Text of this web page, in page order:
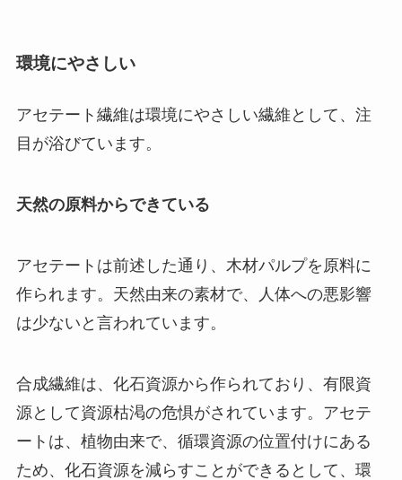
環境にやさしい
アセテート繊維は環境にやさしい繊維として、注
目が浴びています。
天然の原料からできている
アセテートは前述した通り、木材パルプを原料に
作られます。天然由来の素材で、人体への悪影響
は少ないと言われています。
合成繊維は、化石資源から作られており、有限資
源として資源枯渇の危惧がされています。アセテ
ートは、植物由来で、循環資源の位置付けにある
ため、化石資源を減らすことができるとして、環